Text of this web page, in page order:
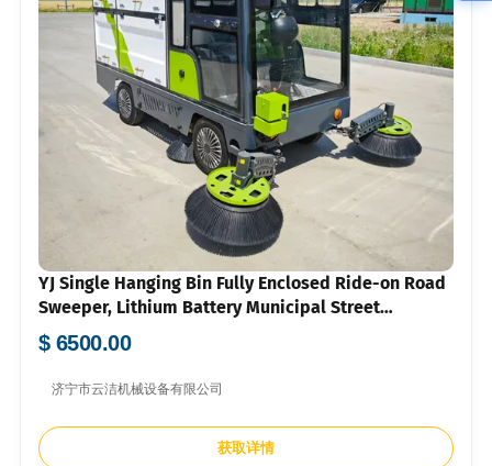
YJ Single Hanging Bin Fully Enclosed Ride-on Road
Sweeper, Lithium Battery Municipal Street
Cleaning Vehicle
$ 6500.00
济宁市云洁机械设备有限公司
获取详情